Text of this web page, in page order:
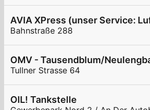
Bahnstraße 288
Tullner Strasse 64
OIL! Tankstelle